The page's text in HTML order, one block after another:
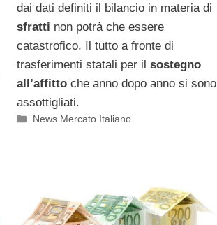
dai dati definiti il bilancio in materia di
sfratti non potrà che essere
catastrofico. Il tutto a fronte di
trasferimenti statali per il sostegno
all’affittoche anno dopo anno si sono
assottigliati.
Categorie
News Mercato Italiano